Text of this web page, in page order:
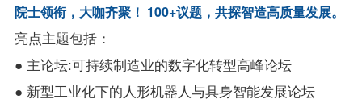
院士领衔，大咖齐聚！ 100+议题，共探智造高质量发展。
亮点主题包括：
● 主论坛:可持续制造业的数字化转型高峰论坛
● 新型工业化下的人形机器人与具身智能发展论坛